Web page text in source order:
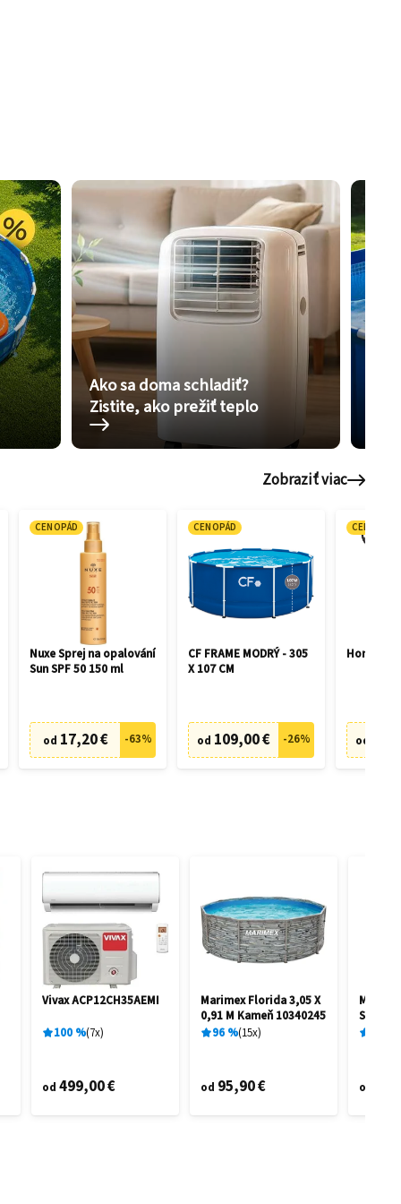
Ako sa doma schladiť?
Zistite, ako prežiť teplo
Zobraziť viac
CENOPÁD
Nuxe Sprej na opalování
Sun SPF 50 150 ml
od 17,20 € -63%
CENOPÁD
CF FRAME MODRÝ - 305
X 107 CM
od 109,00 € -26%
CENOPÁD
Honda
od
Vivax ACP12CH35AEMI
100 % 7x
od 499,00 €
Marimex Florida 3,05 X
0,91 M Kameň 10340245
96 % 15x
od 95,90 €
STAR
od